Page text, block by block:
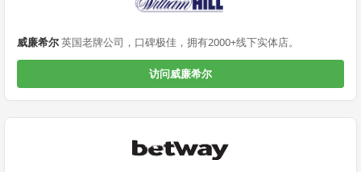
威廉希尔英国老牌公司，口碑极佳，拥有2000+线下实体店。
访问威廉希尔